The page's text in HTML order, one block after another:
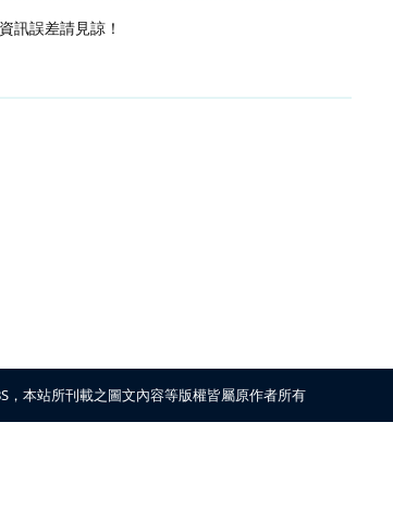
訊誤差請見諒！
，本站所刊載之圖文內容等版權皆屬原作者所有